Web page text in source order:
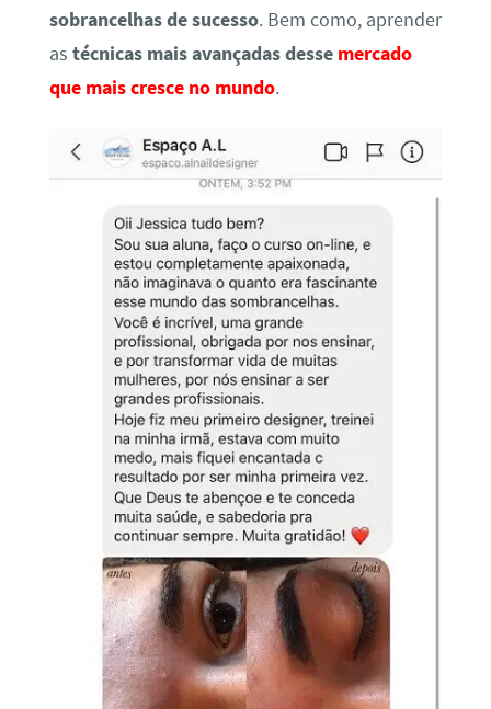
sobrancelhas de sucesso. Bem como, aprender
as técnicas mais avançadas desse mercado
que mais cresce no mundo.